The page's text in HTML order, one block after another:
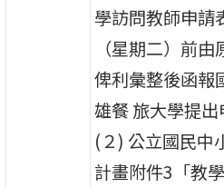
學訪問教師申請
（星期二）前
俾利彙整後函報
雄餐 旅大學提出
(２) 公立國民中
計畫附件3「教